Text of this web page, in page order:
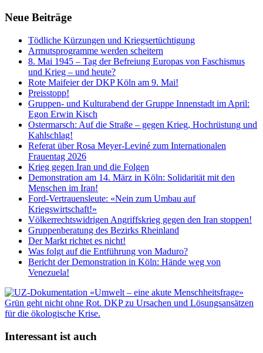
Neue Beiträge
Tödliche Kürzungen und Kriegsertüchtigung
Armutsprogramme werden scheitern
8. Mai 1945 – Tag der Befreiung Europas von Faschismus
und Krieg – und heute?
Rote Maifeier der DKP Köln am 9. Mai!
Preisstopp!
Gruppen- und Kulturabend der Gruppe Innenstadt im April:
Egon Erwin Kisch
Ostermarsch: Auf die Straße – gegen Krieg, Hochrüstung und
Kahlschlag!
Referat über Rosa Meyer-Leviné zum Internationalen
Frauentag 2026
Krieg gegen Iran und die Folgen
Demonstration am 14. März in Köln: Solidarität mit den
Menschen im Iran!
Ford-Vertrauensleute: «Nein zum Umbau auf
Kriegswirtschaft!»
Völkerrechtswidrigen Angriffskrieg gegen den Iran stoppen!
Gruppenberatung des Bezirks Rheinland
Der Markt richtet es nicht!
Was folgt auf die Entführung von Maduro?
Bericht der Demonstration in Köln: Hände weg von
Venezuela!
Interessant ist auch